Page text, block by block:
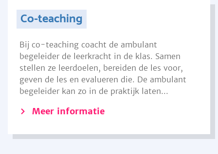
Co-teaching
Bij co-teaching coacht de ambulant
begeleider de leerkracht in de klas. Samen
stellen ze leerdoelen, bereiden de les voor,
geven de les en evalueren die. De ambulant
begeleider kan zo in de praktijk laten...
Meer informatie